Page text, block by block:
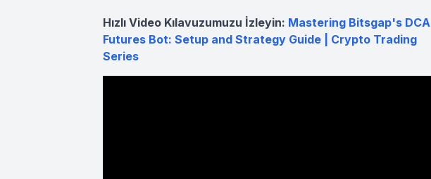
Hızlı Video Kılavuzumuzu İzleyin: Mastering Bitsgap's DCA
Futures Bot: Setup and Strategy Guide | Crypto Trading
Series